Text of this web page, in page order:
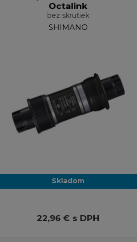
Octalink
bez skrutiek
SHIMANO
Skladom
22,96 € s DPH